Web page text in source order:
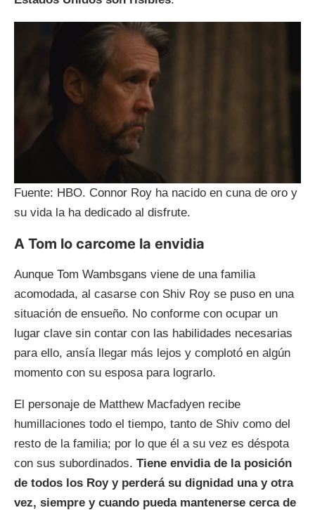
Fuente: HBO. Connor Roy ha nacido en cuna de oro y
su vida la ha dedicado al disfrute.
A Tom lo carcome la envidia
Aunque Tom Wambsgans viene de una familia
acomodada, al casarse con Shiv Roy se puso en una
situación de ensueño. No conforme con ocupar un
lugar clave sin contar con las habilidades necesarias
para ello, ansía llegar más lejos y complotó en algún
momento con su esposa para lograrlo.
El personaje de Matthew Macfadyen recibe
humillaciones todo el tiempo, tanto de Shiv como del
resto de la familia; por lo que él a su vez es déspota
con sus subordinados. Tiene envidia de la posición
de todos los Roy y perderá su dignidad una y otra
vez, siempre y cuando pueda mantenerse cerca de